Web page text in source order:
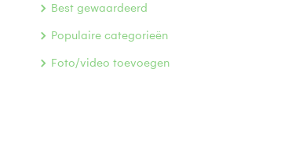
Best gewaardeerd
Populaire categorieën
Foto/video toevoegen